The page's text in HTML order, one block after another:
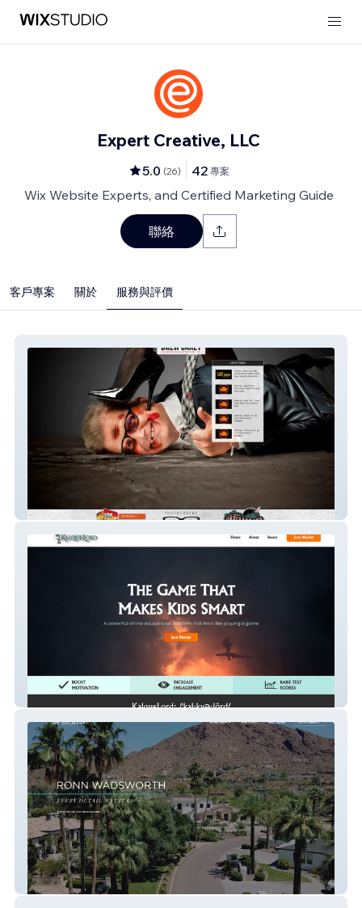
Expert Creative, LLC
5.0 (26) 42 專案
Wix Website Experts, and Certified Marketing Guide
聯絡
客戶專案 關於 服務與評價
drewcarey
Kalque
Ronald Wadsworth